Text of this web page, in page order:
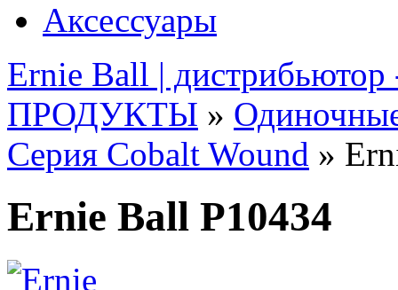
Аксессуары
Ernie Ball | дистрибьютор
ПРОДУКТЫ »
Серия Cobalt Wound »
Ernie Ball P10434